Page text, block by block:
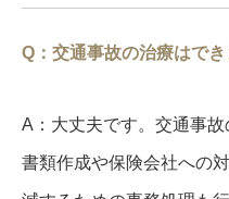
Q：交通事故の治療はでき
A：大丈夫です。交通事
書類作成や保険会社への